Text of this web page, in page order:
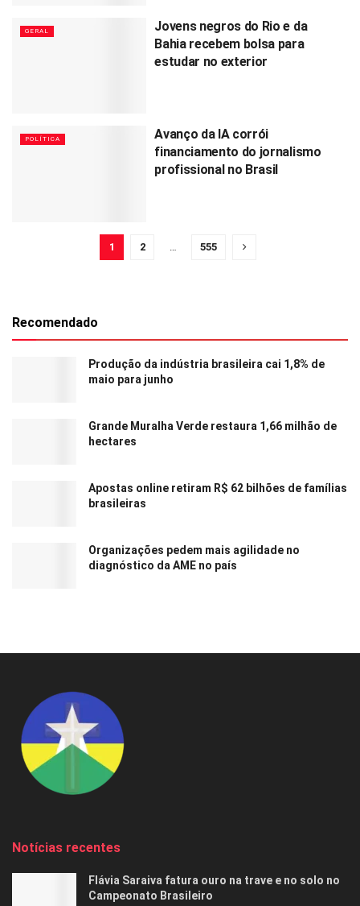
GERAL
Jovens negros do Rio e da
Bahia recebem bolsa para
estudar no exterior
POLÍTICA
Avanço da IA corrói
financiamento do jornalismo
profissional no Brasil
1 2 555
Recomendado
Produção da indústria brasileira cai 1,8% de
maio para junho
Grande Muralha Verde restaura 1,66 milhão de
hectares
Apostas online retiram R$ 62 bilhões de famílias
brasileiras
Organizações pedem mais agilidade no
diagnóstico da AME no país
Notícias recentes
Flávia Saraiva fatura ouro na trave e no solo no
Campeonato Brasileiro